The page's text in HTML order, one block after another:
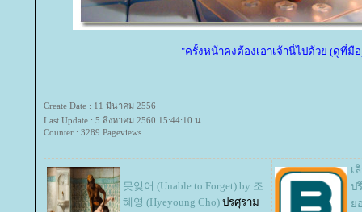
"ครั้งหน้าคงต้องเอาเจ้านี่ไปด้วย (ดูที่มื
Create Date : 11 มีนาคม 2556
Last Update : 5 สิงหาคม 2560 15:44:10 น.
Counter : 3289 Pageviews.
못잊어 (Unable to Forget) by 조
혜영 (Hyeyoung Cho) ปรศุราม
เ
ป
อ